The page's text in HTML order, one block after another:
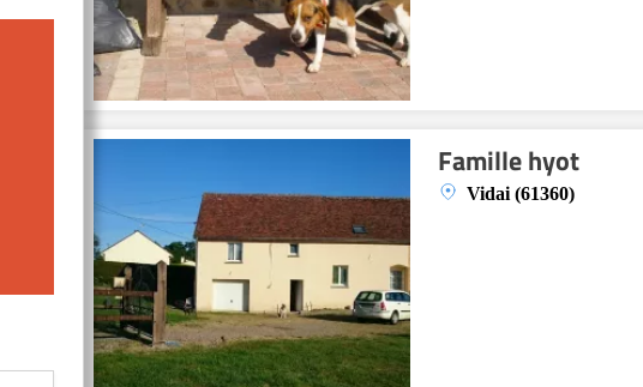
Famille hyot
Vidai (61360)